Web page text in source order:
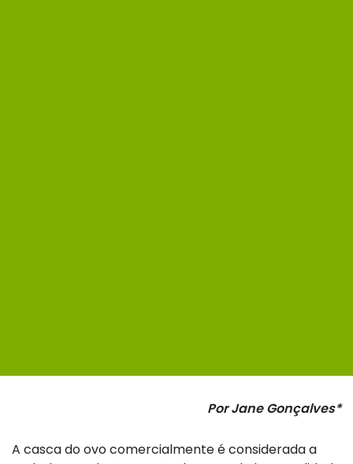
Por Jane Gonçalves*
A casca do ovo comercialmente é considerada a